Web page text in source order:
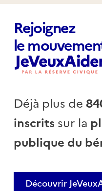
Rejoignez
le
Déjà plus de
inscrits sur la
publique du
Découvrir